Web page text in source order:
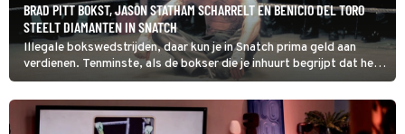
BRAD PITT BOKST, JASON STATHAM SCHARRELT EN BENICIO DEL TORO
STEELT DIAMANTEN IN SNATCH
Illegale bokswedstrijden, daar kun je in Snatch prima geld aan
verdienen. Tenminste, als de bokser die je inhuurt begrijpt dat het
de bedoeling is dat hij verliest.